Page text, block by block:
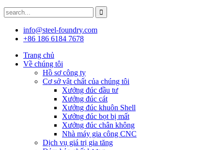
info@steel-foundry.com
+86 186 6184 7678
Trang chủ
Về chúng tôi
Hồ sơ công ty
Cơ sở vật chất của chúng tôi
Xưởng đúc đầu tư
Xưởng đúc cát
Xưởng đúc khuôn Shell
Xưởng đúc bọt bị mất
Xưởng đúc chân không
Nhà máy gia công CNC
Dịch vụ giá trị gia tăng